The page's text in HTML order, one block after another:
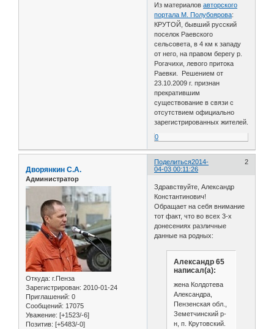
Из материаловавторского
портала М. Полубоярова:
КРУТОЙ, бывший русский
поселок Раевского
сельсовета, в 4 км к западу
от него, на правом берегу р.
Рогачихи, левого притока
Раевки. Решением от
23.10.2009 г. признан
прекратившим
существование в связи с
отсутствием официально
зарегистрированных жителей.
0
Поделиться 2
2014-
04-03 00:11:26
Дворянкин С.А.
Администратор
Откуда: г.Пенза
Зарегистрирован: 2010-01-24
Приглашений: 0
Сообщений: 17075
Уважение: [+1523/-6]
Позитив: [+5483/-0]
Здравствуйте, Александр
Константинович!
Обращает на себя внимание
тот факт, что во всех 3-х
донесениях различные
данные на родных:
Александр 65
написал(а):
жена Колдотева
Александра,
Пензенская обл.,
Земетчинский р-
н, п. Крутовский.